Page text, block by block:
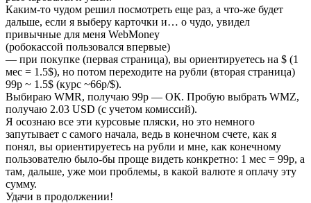
Каким-то чудом решил посмотреть еще раз, а что-же будет
дальше, если я выберу карточки и… о чудо, увидел
привычные для меня WebMoney
(робокассой пользовался впервые)
— при покупке (первая страница), вы ориентируетесь на $ (1
мес = 1.5$), но потом переходите на рубли (вторая страница)
99р ~ 1.5$ (курс ~66р/$).
Выбираю WMR, получаю 99р — ОК. Пробую выбрать WMZ,
получаю 2.03 USD (с учетом комиссий).
Я осознаю все эти курсовые пляски, но это немного
запутывает с самого начала, ведь в конечном счете, как я
понял, вы ориентируетесь на рубли и мне, как конечному
пользователю было-бы проще видеть конкретно: 1 мес = 99р, а
там, дальше, уже мои проблемы, в какой валюте я оплачу эту
сумму.
Удачи в продолжении!